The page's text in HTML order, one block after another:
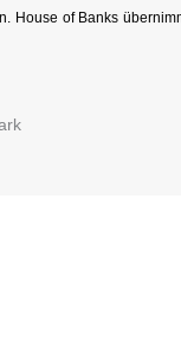
House of Banks